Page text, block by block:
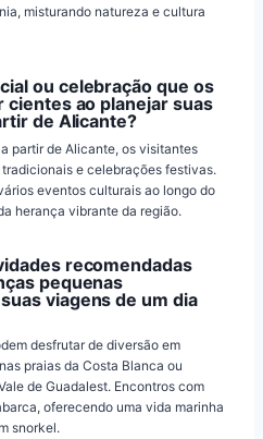
misturando natureza e cultura
ou celebração que os
ao planejar suas
de Alicante?
partir de Alicante, os visitantes
e celebrações festivas.
eventos culturais ao longo do
herança vibrante da região.
recomendadas
pequenas
viagens de um dia
desfrutar de diversão em
praias da Costa Blanca ou
de Guadalest. Encontros com
oferecendo uma vida marinha
snorkel.